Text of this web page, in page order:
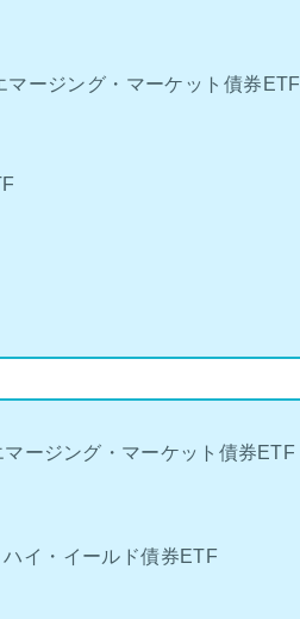
マージング・マーケット債券ETF
ージング・マーケット債券ETF
イ・イールド債券ETF